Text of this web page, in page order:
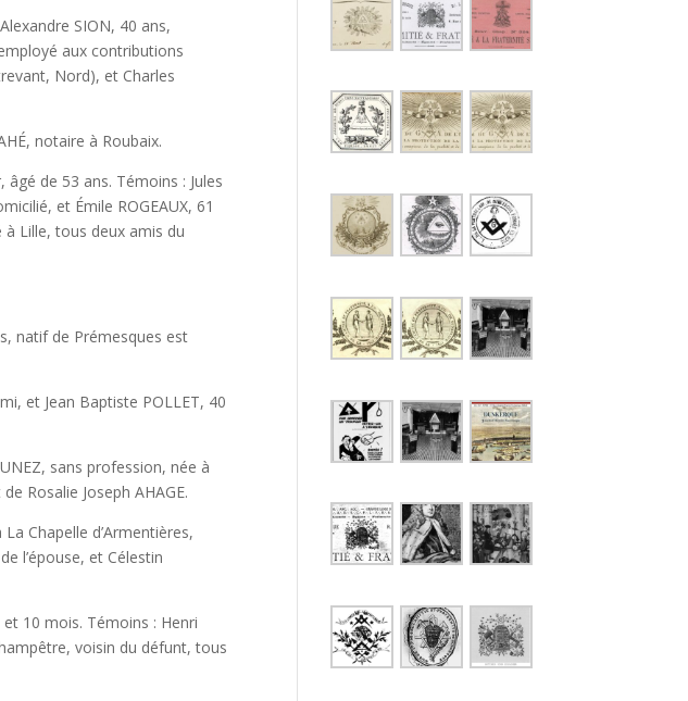
SION, 40 ans,
aux contributions
Nord), et Charles
notaire à Roubaix.
de 53 ans. Témoins : Jules
et Émile ROGEAUX, 61
Lille, tous deux amis du
de Prémesques est
Jean Baptiste POLLET, 40
sans profession, née à
Rosalie Joseph AHAGE.
d’Armentières,
l’épouse, et Célestin
mois. Témoins : Henri
voisin du défunt, tous